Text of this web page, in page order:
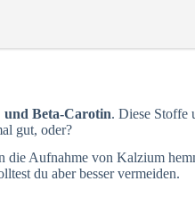
und Beta-Carotin. Diese Stoffe
gut, oder?
die Aufnahme von Kalzium
du aber besser vermeiden.